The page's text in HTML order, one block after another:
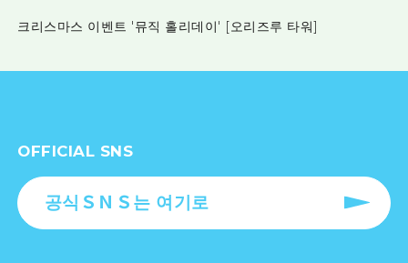
크리스마스 이벤트 '뮤직 홀리데이' [오리즈루 타워]
OFFICIAL SNS
공식ＳＮＳ는 여기로